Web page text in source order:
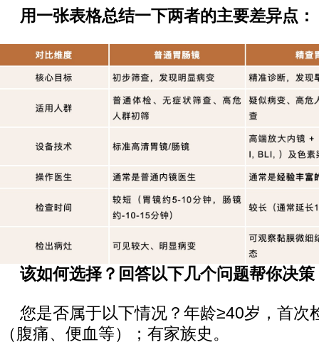
用一张表格总结一下两者的主要差异点：
该如何选择？回答以下几个问题帮你决策
您是否属于以下情况？年龄≥40岁，首次
（腹痛、便血等）；有家族史。